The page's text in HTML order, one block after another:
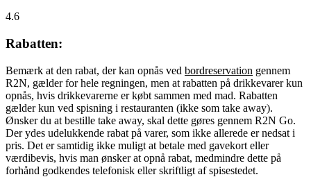
4.6
Rabatten:
Bemærk at den rabat, der kan opnås ved bordreservation gennem
R2N, gælder for hele regningen, men at rabatten på drikkevarer kun
opnås, hvis drikkevarerne er købt sammen med mad. Rabatten
gælder kun ved spisning i restauranten (ikke som take away).
Ønsker du at bestille take away, skal dette gøres gennem R2N Go.
Der ydes udelukkende rabat på varer, som ikke allerede er nedsat i
pris. Det er samtidig ikke muligt at betale med gavekort eller
værdibevis, hvis man ønsker at opnå rabat, medmindre dette på
forhånd godkendes telefonisk eller skriftligt af spisestedet.